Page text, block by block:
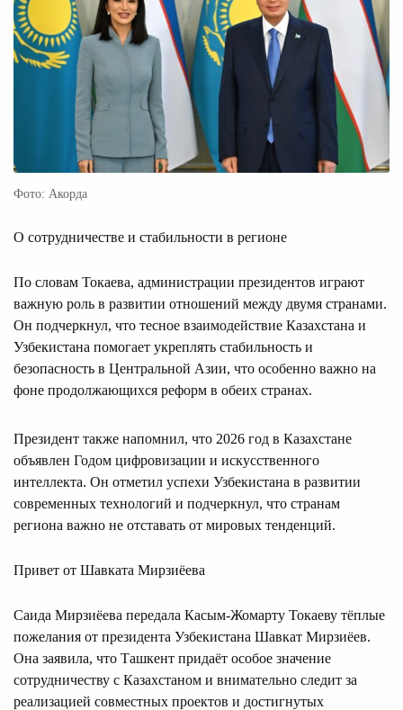
Фото: Акорда
О сотрудничестве и стабильности в регионе
По словам Токаева, администрации президентов играют
важную роль в развитии отношений между двумя странами.
Он подчеркнул, что тесное взаимодействие Казахстана и
Узбекистана помогает укреплять стабильность и
безопасность в Центральной Азии, что особенно важно на
фоне продолжающихся реформ в обеих странах.
Президент также напомнил, что 2026 год в Казахстане
объявлен Годом цифровизации и искусственного
интеллекта. Он отметил успехи Узбекистана в развитии
современных технологий и подчеркнул, что странам
региона важно не отставать от мировых тенденций.
Привет от Шавката Мирзиёева
Саида Мирзиёева передала Касым-Жомарту Токаеву тёплые
пожелания от президента Узбекистана Шавкат Мирзиёев.
Она заявила, что Ташкент придаёт особое значение
сотрудничеству с Казахстаном и внимательно следит за
реализацией совместных проектов и достигнутых